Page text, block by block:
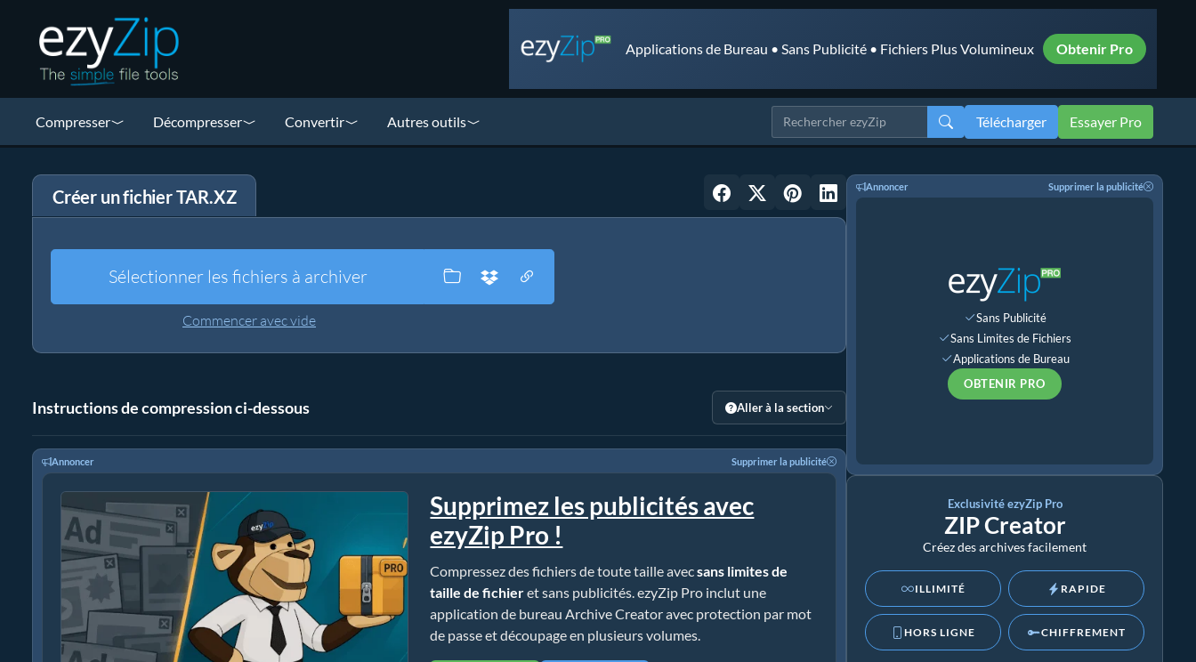
Applications de Bureau • Sans Publicité • Fichiers Plus Volumineux Obtenir Pro
Compresser Décompresser Convertir Autres outils Télécharger Essayer Pro
Créer un fichier TAR.XZ
Sélectionner les fichiers à archiver
Commencer avec vide
Instructions de compression ci-dessous Aller à la section
Annoncer Supprimer la publicité
Supprimez les publicités avec
ezyZip Pro !
Compressez des fichiers de toute taille avecsans limites de
taille de fichieret sans publicités. ezyZip Pro inclut une
application de bureau Archive Creator avec protection par mot
de passe et découpage en plusieurs volumes.
Annoncer Supprimer la publicité
Sans Publicité
Sans Limites de Fichiers
Applications de Bureau
OBTENIR PRO
Exclusivité ezyZip Pro
ZIP Creator
Créez des archives facilement
ILLIMITÉ RAPIDE
HORS LIGNE CHIFFREMENT